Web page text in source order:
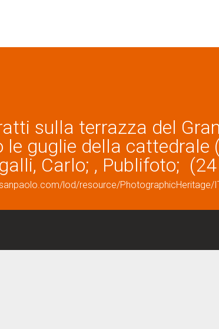
sulla terrazza del
le guglie della cattedrale
Carlo; , Publifoto;
lod/resource/PhotographicHeritage/